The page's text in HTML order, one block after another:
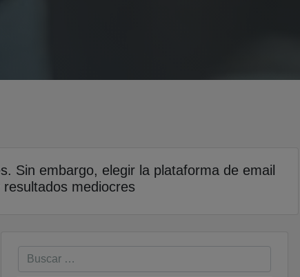
Sin embargo, elegir la plataforma de email
mediocres